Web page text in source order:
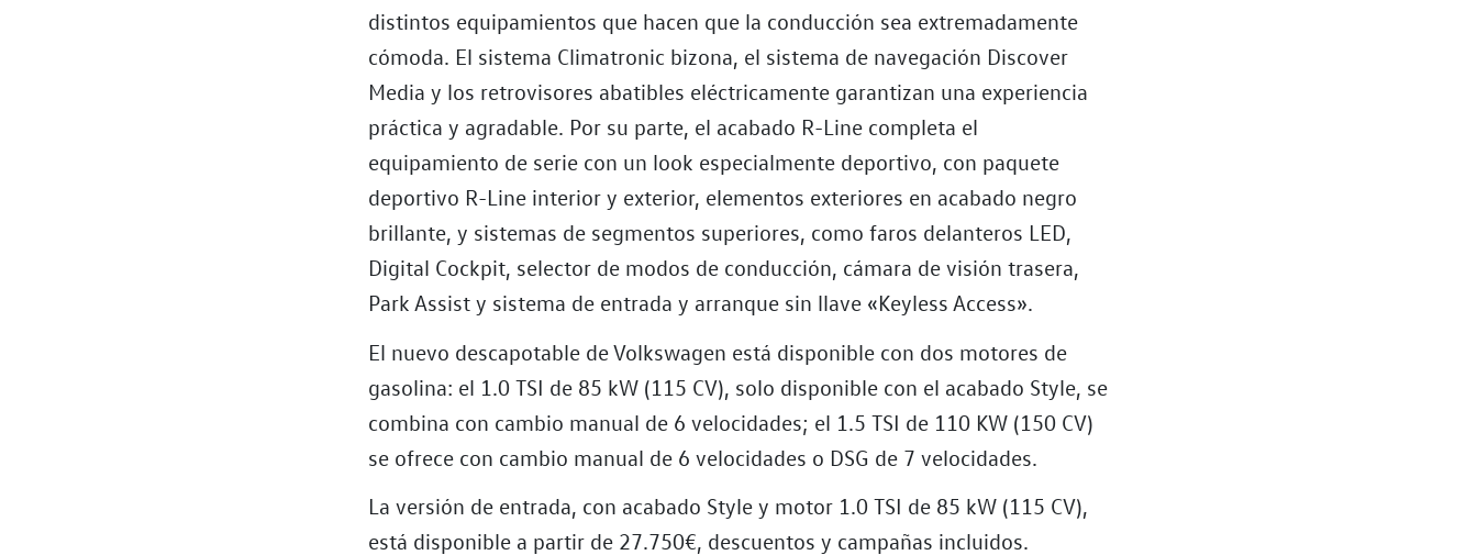
distintos equipamientos que hacen que la conducción sea extremadamente
cómoda. El sistema Climatronic bizona, el sistema de navegación Discover
Media y los retrovisores abatibles eléctricamente garantizan una experiencia
práctica y agradable. Por su parte, el acabado R-Line completa el
equipamiento de serie con un look especialmente deportivo, con paquete
deportivo R-Line interior y exterior, elementos exteriores en acabado negro
brillante, y sistemas de segmentos superiores, como faros delanteros LED,
Digital Cockpit, selector de modos de conducción, cámara de visión trasera,
Park Assist y sistema de entrada y arranque sin llave «Keyless Access».
El nuevo descapotable de Volkswagen está disponible con dos motores de
gasolina: el 1.0 TSI de 85 kW (115 CV), solo disponible con el acabado Style, se
combina con cambio manual de 6 velocidades; el 1.5 TSI de 110 KW (150 CV)
se ofrece con cambio manual de 6 velocidades o DSG de 7 velocidades.
La versión de entrada, con acabado Style y motor 1.0 TSI de 85 kW (115 CV),
está disponible a partir de 27.750€, descuentos y campañas incluidos.